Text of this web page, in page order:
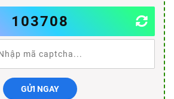
103708
GỬI NGAY